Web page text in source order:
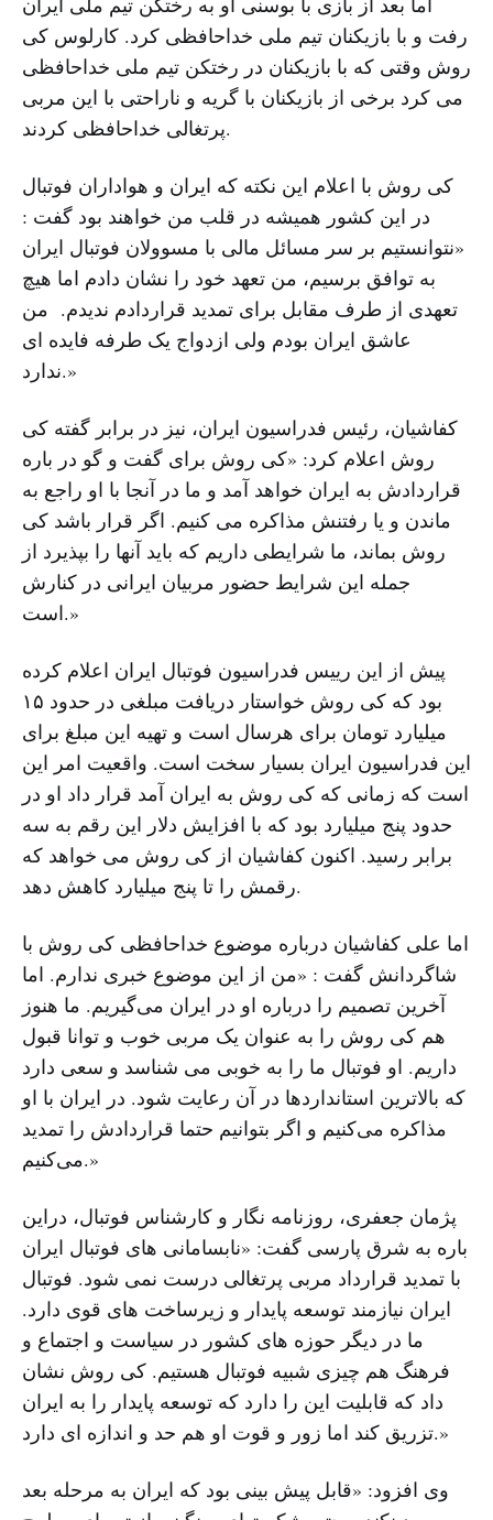
رفت و با بازیکنان تیم ملی خداحافظی کرد. کارلوس کی
روش وقتی که با بازیکنان در رختکن تیم ملی خداحافظی
می کرد برخی از بازیکنان با گریه و ناراحتی با این مربی
پرتغالی خداحافظی کردند.
کی روش با اعلام این نکته که ایران و هواداران فوتبال
در این کشور همیشه در قلب من خواهند بود گفت :
«نتوانستیم بر سر مسائل مالی با مسوولان فوتبال ایران
به توافق برسیم، من تعهد خود را نشان دادم اما هیچ
تعهدی از طرف مقابل برای تمدید قراردادم ندیدم. من
عاشق ایران بودم ولی ازدواج یک طرفه فایده ای
ندارد.»
کفاشیان، رئیس فدراسیون ایران، نیز در برابر گفته کی
روش اعلام کرد: «کی روش برای گفت و گو در باره
قراردادش به ایران خواهد آمد و ما در آنجا با او راجع به
ماندن و یا رفتنش مذاکره می کنیم. اگر قرار باشد کی
روش بماند، ما شرایطی داریم که باید آنها را بپذیرد از
جمله این شرایط حضور مربیان ایرانی در کنارش
است.»
پیش از این رییس فدراسیون فوتبال ایران اعلام کرده
بود که کی روش خواستار دریافت مبلغی در حدود ۱۵
میلیارد تومان برای هرسال است و تهیه این مبلغ برای
این فدراسیون ایران بسیار سخت است. واقعیت امر این
است که زمانی که کی روش به ایران آمد قرار داد او در
حدود پنج میلیارد بود که با افزایش دلار این رقم به سه
برابر رسید. اکنون کفاشیان از کی روش می خواهد که
رقمش را تا پنج میلیارد کاهش دهد.
اما علی کفاشیان درباره موضوع خداحافظی کی روش با
شاگردانش گفت : «من از این موضوع خبری ندارم. اما
آخرین تصمیم را درباره او در ایران می‌گیریم. ما هنوز
هم کی‌ روش را به عنوان یک مربی خوب و توانا قبول
داریم. او فوتبال ما را به خوبی می‌ شناسد و سعی دارد
که بالاترین استانداردها در آن رعایت شود. در ایران با او
مذاکره می‌کنیم و اگر بتوانیم حتما قراردادش را تمدید
می‌کنیم.»
پژمان جعفری، روزنامه نگار و کارشناس فوتبال، دراین
باره به شرق پارسی گفت: «نابسامانی های فوتبال ایران
با تمدید قرارداد مربی پرتغالی درست نمی شود. فوتبال
ایران نیازمند توسعه پایدار و زیرساخت های قوی دارد.
ما در دیگر حوزه های کشور در سیاست و اجتماع و
فرهنگ هم چیزی شبیه فوتبال هستیم. کی روش نشان
داد که قابلیت این را دارد که توسعه پایدار را به ایران
تزریق کند اما زور و قوت او هم حد و اندازه ای دارد.»
وی افزود: «قابل پیش بینی بود که ایران به مرحله بعد